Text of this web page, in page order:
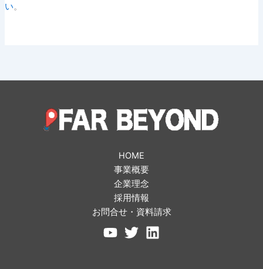
い。
HOME
事業概要
企業理念
採用情報
お問合せ・資料請求